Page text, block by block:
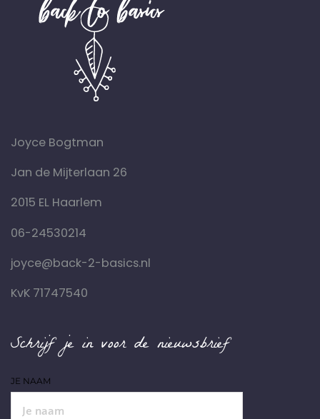
Joyce Bogtman
Jan de Mijterlaan 26
2015 EL Haarlem
06-24530214
joyce@back-2-basics.nl
KvK 71747540
Schrijf je in voor de nieuwsbrief
JE NAAM